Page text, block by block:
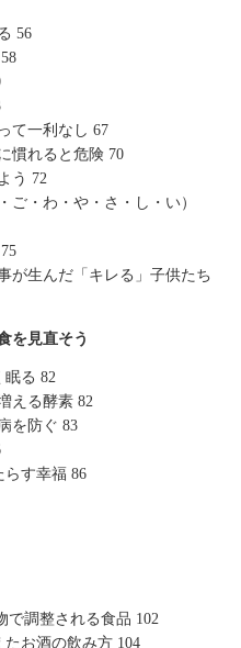
56
て一利なし 67
れると危険 70
う 72
・わ・や・さ・し・い）
生んだ「キレる」子供たち
を見直そう
眠る 82
える酵素 82
を防ぐ 83
らす幸福 86
調整される食品 102
お酒の飲み方 104